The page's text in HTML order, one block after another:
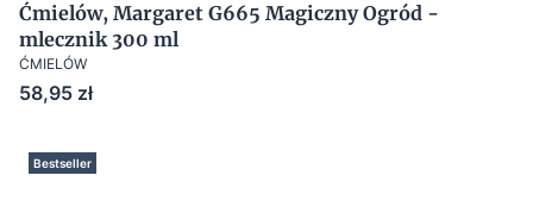
Ćmielów, Margaret G665 Magiczny Ogród -
mlecznik 300 ml
ĆMIELÓW
Cena
58,95 zł
Bestseller